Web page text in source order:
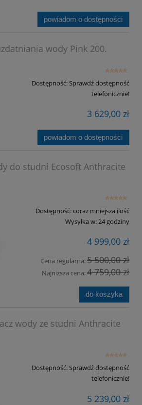
powiadom o dostępności
wody Pink 200.
Dostępność:Sprawdź dostępność
telefonicznie!
3 629,00 zł
powiadom o dostępności
do studni Ecosoft Anthracite
Dostępność:coraz mniejsza ilość
Wysyłka w: 24 godziny
4 999,00 zł
Cena regularna:5 500,00 zł
Najniższa cena:4 759,00 zł
do koszyka
wody ze studni Anthracite
Dostępność:Sprawdź dostępność
telefonicznie!
5 239,00 zł